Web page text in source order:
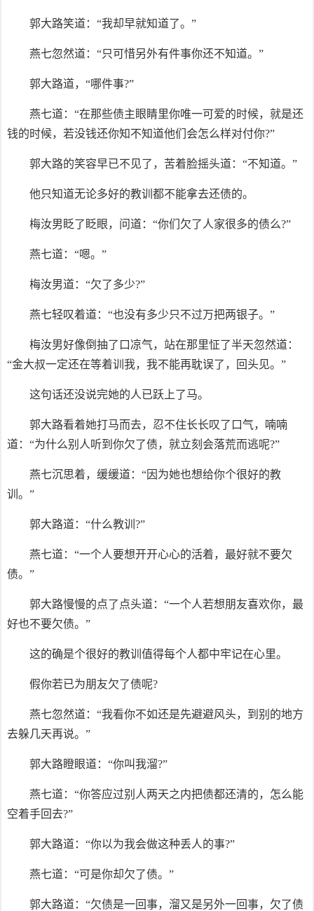
郭大路笑道：“我却早就知道了。”
燕七忽然道：“只可惜另外有件事你还不知道。”
郭大路道，“哪件事?”
燕七道：“在那些债主眼睛里你唯一可爱的时候，就是还
钱的时候，若没钱还你知不知道他们会怎么样对付你?”
郭大路的笑容早已不见了，苦着脸摇头道：“不知道。”
他只知道无论多好的教训都不能拿去还债的。
梅汝男眨了眨眼，问道：“你们欠了人家很多的债么?”
燕七道：“嗯。”
梅汝男道：“欠了多少?”
燕七轻叹着道：“也没有多少只不过万把两银子。”
梅汝男好像倒抽了口凉气，站在那里怔了半天忽然道：
“金大叔一定还在等着训我，我不能再耽误了，回头见。”
这句话还没说完她的人已跃上了马。
郭大路看着她打马而去，忍不住长长叹了口气，喃喃
道：“为什么别人听到你欠了债，就立刻会落荒而逃呢?”
燕七沉思着，缓缓道：“因为她也想给你个很好的教
训。”
郭大路道：“什么教训?”
燕七道：“一个人要想开开心心的活着，最好就不要欠
债。”
郭大路慢慢的点了点头道：“一个人若想朋友喜欢你，最
好也不要欠债。”
这的确是个很好的教训值得每个人都中牢记在心里。
假你若已为朋友欠了债呢?
燕七忽然道：“我看你不如还是先避避风头，到别的地方
去躲几天再说。”
郭大路瞪眼道：“你叫我溜?”
燕七道：“你答应过别人两天之内把债都还清的，怎么能
空着手回去?”
郭大路道：“你以为我会做这种丢人的事?”
燕七道：“可是你却欠了债。”
郭大路道：“欠债是一回事，溜又是另外一回事，欠了债